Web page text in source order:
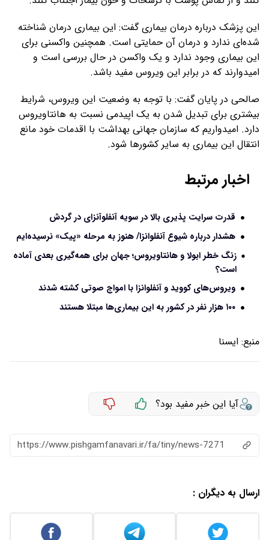
این پزشک درباره درمان بیماری گفت: این بیماری درمان شناخته‌
شده‌ای ندارد و درمان آن حمایتی است. همچنین واکسنی برای
این بیماری وجود ندارد و یک واکسن در حال بررسی است و
امیدوارند که در برابر این ویروس مفید باشد.
صالحی در پایان گفت: با توجه به وضعیت این ویروس، شرایط
بیشتری برای تبدیل شدن به یک اپیدمی نسبت به هانتاویروس
دارد. امیدواریم که سازمان جهانی بهداشت با اقدمات خود مانع
انتقال این بیماری به سایر کشورها شود.
اخبار مرتبط
قدرت سرایت پذیری بالا در سویه آنفلوآنزای در گردش
هشدار درباره شیوع آنفلوانزا/ هنوز به مرحله «پیک» نرسیده‌ایم
زنگ خطر ابولا و هانتاویروس؛ جهان برای همه‌گیری بعدی آماده
است؟
ویروس‌های کووید و آنفلوانزا با امواج صوتی کشته شدند
۱۰۰ هزار نفر در کشور به این بیماری‌ها مبتلا هستند
منبع: ايسنا
آیا این خبر مفید بود؟
https://www.pishgamfanavari.ir/fa/tiny/news-7271
ارسال به دیگران :